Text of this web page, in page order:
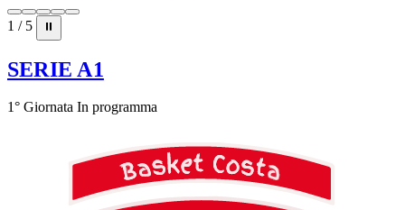
1 / 5 ⏸
SERIE A1
1° Giornata In programma